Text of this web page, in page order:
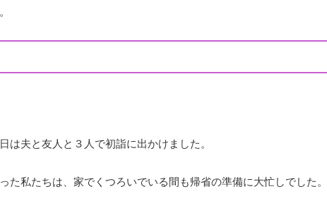
は夫と友人と３人で初詣に出かけました。
私たちは、家でくつろいでいる間も帰省の準備に大忙しでした。